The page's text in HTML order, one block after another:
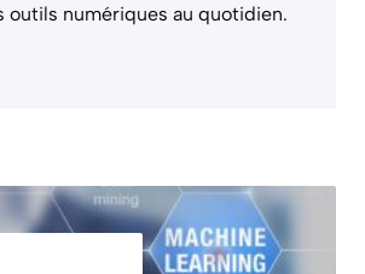
outils numériques au quotidien.